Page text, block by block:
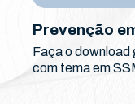
Prevenção
Faça o download
com tema em